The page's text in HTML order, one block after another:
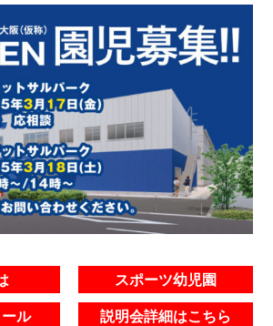
スポーツ幼児園
ル
説明会詳細はこちら